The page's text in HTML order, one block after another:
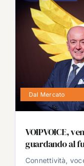
Dal Mercato
VOIPVOICE,
guardando al
Connettività,